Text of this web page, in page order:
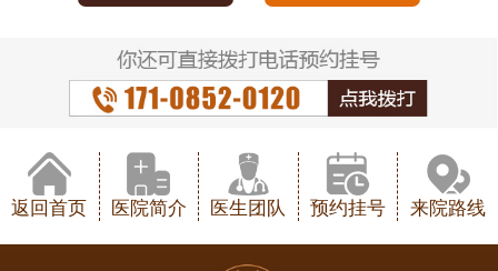
返回首页 医院简介 医生团队 预约挂号 来院路线